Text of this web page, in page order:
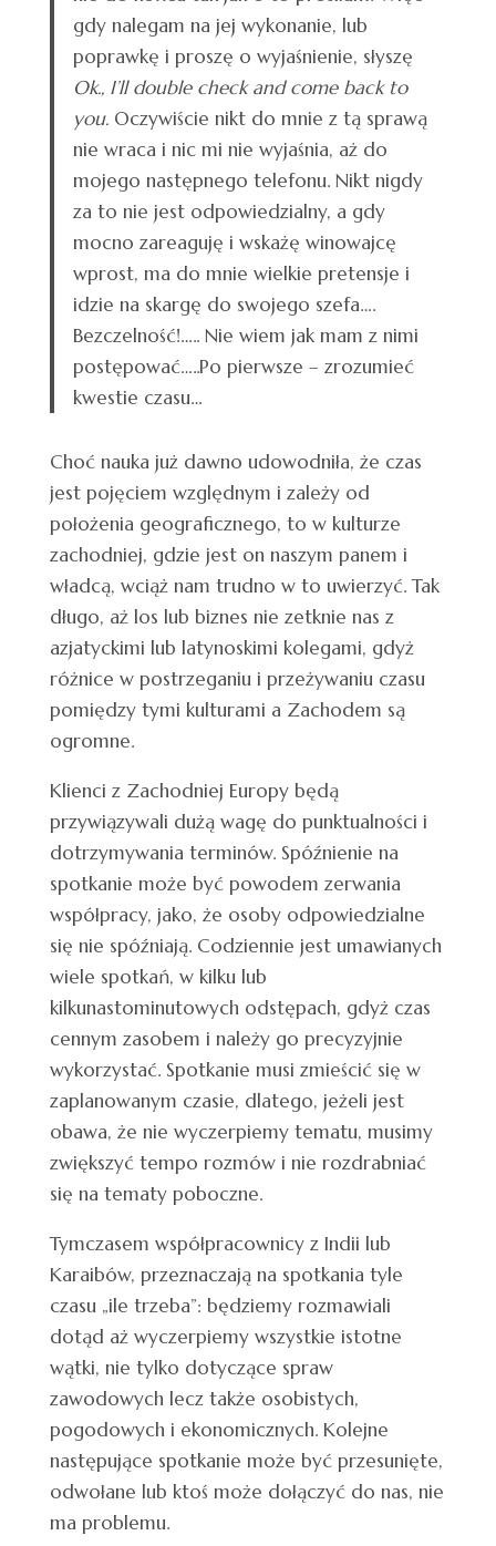
gdy nalegam na jej wykonanie, lub
poprawkę i proszę o wyjaśnienie, słyszę
Ok., I’ll double check and come back to
you. Oczywiście nikt do mnie z tą sprawą
nie wraca i nic mi nie wyjaśnia, aż do
mojego następnego telefonu. Nikt nigdy
za to nie jest odpowiedzialny, a gdy
mocno zareaguję i wskażę winowajcę
wprost, ma do mnie wielkie pretensje i
idzie na skargę do swojego szefa….
Bezczelność!….. Nie wiem jak mam z nimi
postępować…..Po pierwsze – zrozumieć
kwestie czasu…
Choć nauka już dawno udowodniła, że czas
jest pojęciem względnym i zależy od
położenia geograficznego, to w kulturze
zachodniej, gdzie jest on naszym panem i
władcą, wciąż nam trudno w to uwierzyć. Tak
długo, aż los lub biznes nie zetknie nas z
azjatyckimi lub latynoskimi kolegami, gdyż
różnice w postrzeganiu i przeżywaniu czasu
pomiędzy tymi kulturami a Zachodem są
ogromne.
Klienci z Zachodniej Europy będą
przywiązywali dużą wagę do punktualności i
dotrzymywania terminów. Spóźnienie na
spotkanie może być powodem zerwania
współpracy, jako, że osoby odpowiedzialne
się nie spóźniają. Codziennie jest umawianych
wiele spotkań, w kilku lub
kilkunastominutowych odstępach, gdyż czas
cennym zasobem i należy go precyzyjnie
wykorzystać. Spotkanie musi zmieścić się w
zaplanowanym czasie, dlatego, jeżeli jest
obawa, że nie wyczerpiemy tematu, musimy
zwiększyć tempo rozmów i nie rozdrabniać
się na tematy poboczne.
Tymczasem współpracownicy z Indii lub
Karaibów, przeznaczają na spotkania tyle
czasu „ile trzeba”: będziemy rozmawiali
dotąd aż wyczerpiemy wszystkie istotne
wątki, nie tylko dotyczące spraw
zawodowych lecz także osobistych,
pogodowych i ekonomicznych. Kolejne
następujące spotkanie może być przesunięte,
odwołane lub ktoś może dołączyć do nas, nie
ma problemu.